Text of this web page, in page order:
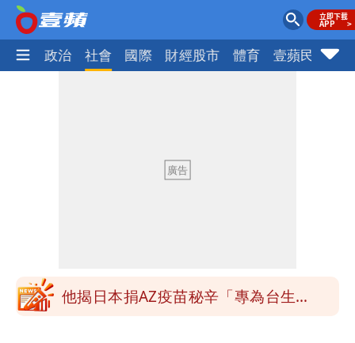
生活 政治 社會 國際 財經股市 體育 壹蘋民調
案 重課俄羅斯500%關稅
姜厚任不信會被嫩女友「辣手摧花」 曝
救好幾條人命」
他揭日本捐AZ疫苗秘辛「專為台生